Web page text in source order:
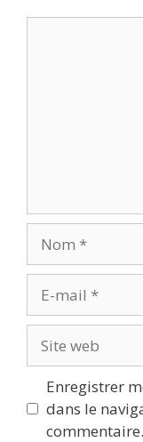
mail
web
Enregistrer
dans le
commentaire.